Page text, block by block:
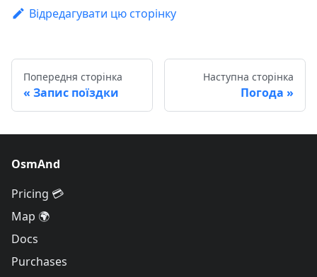
Відредагувати цю сторінку
Попередня сторінка
Запис поїздки
Наступна сторінка
Погода
OsmAnd
Pricing 💳
Map 🌍
Docs
Purchases